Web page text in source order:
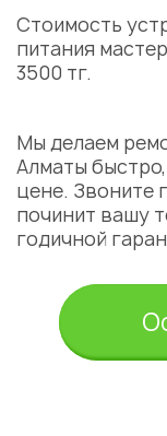
Стоимость
питания
3500 тг.
Мы делаем
Алматы
цене. Звоните
починит вашу
годичной